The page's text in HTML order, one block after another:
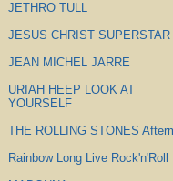
JETHRO TULL
JESUS CHRIST SUPERSTAR
JEAN MICHEL JARRE
URIAH HEEP LOOK AT
YOURSELF
THE ROLLING STONES
Rainbow Long Live Rock'n'Roll